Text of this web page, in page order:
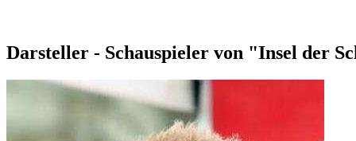
Darsteller - Schauspieler von "Insel der